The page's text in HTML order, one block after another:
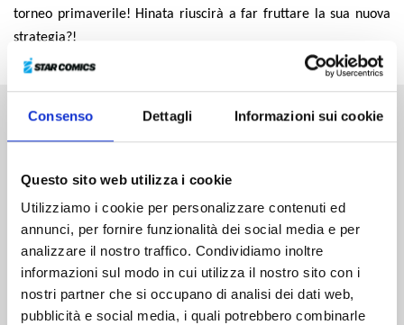
Consenso Dettagli Informazioni sui cookie
Questo sito web utilizza i cookie
Utilizziamo i cookie per personalizzare contenuti ed
annunci, per fornire funzionalità dei social media e per
analizzare il nostro traffico. Condividiamo inoltre
informazioni sul modo in cui utilizza il nostro sito con i
nostri partner che si occupano di analisi dei dati web,
pubblicità e social media, i quali potrebbero combinarle
torneo primaverile! Hinata riuscirà a far fruttare la sua nuova
strategia?!
Altri volumi della serie